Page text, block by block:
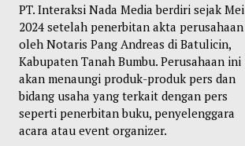
PT. Interaksi Nada Media berdiri sejak Mei
2024 setelah penerbitan akta perusahaan
oleh Notaris Pang Andreas di Batulicin,
Kabupaten Tanah Bumbu. Perusahaan ini
akan menaungi produk-produk pers dan
bidang usaha yang terkait dengan pers
seperti penerbitan buku, penyelenggara
acara atau event organizer.